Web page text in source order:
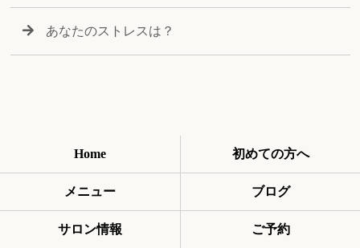
あなたのストレスは？
Home 初めての方へ
メニュー ブログ
サロン情報 ご予約